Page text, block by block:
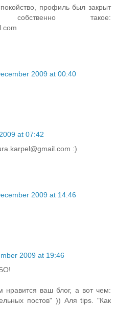
профиль был закрыт
такое:
2009 at 00:40
at 07:42
:)
2009 at 14:46
2009 at 19:46
нравится ваш блог, а вот чем:
постов" )) Аля tips. "Как